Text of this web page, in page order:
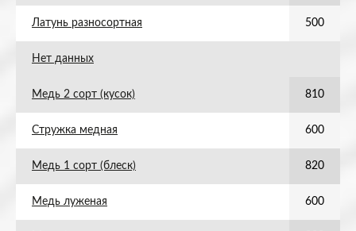
Латунь разносортная 500
Нет данных
Медь 2 сорт (кусок) 810
Стружка медная 600
Медь 1 сорт (блеск) 820
Медь луженая 600